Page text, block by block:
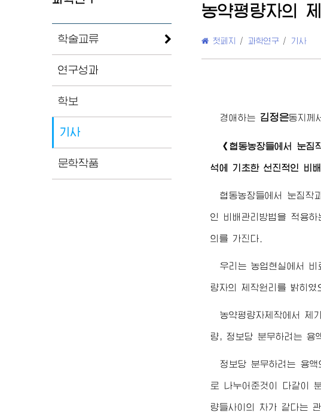
학술교류
연구성과
학보
기사
문학작품
농약평량자의
첫페지 / 과학연구 / 기사
경애하는 김정은동지 께
《협동농장들에서 눈
석에 기초한 선진적인 비
협동농장들에서 눈짐
인 비배관리방법을 적용
의를 가진다.
우리는 농업현실에서
량자의 제작원리를 밝히였
농약평량자제작에서 제
량, 정보당 분무하려는 용
정보당 분무하려는 용
로 나누어준것이 다같이
량들사이의 차가 같다는